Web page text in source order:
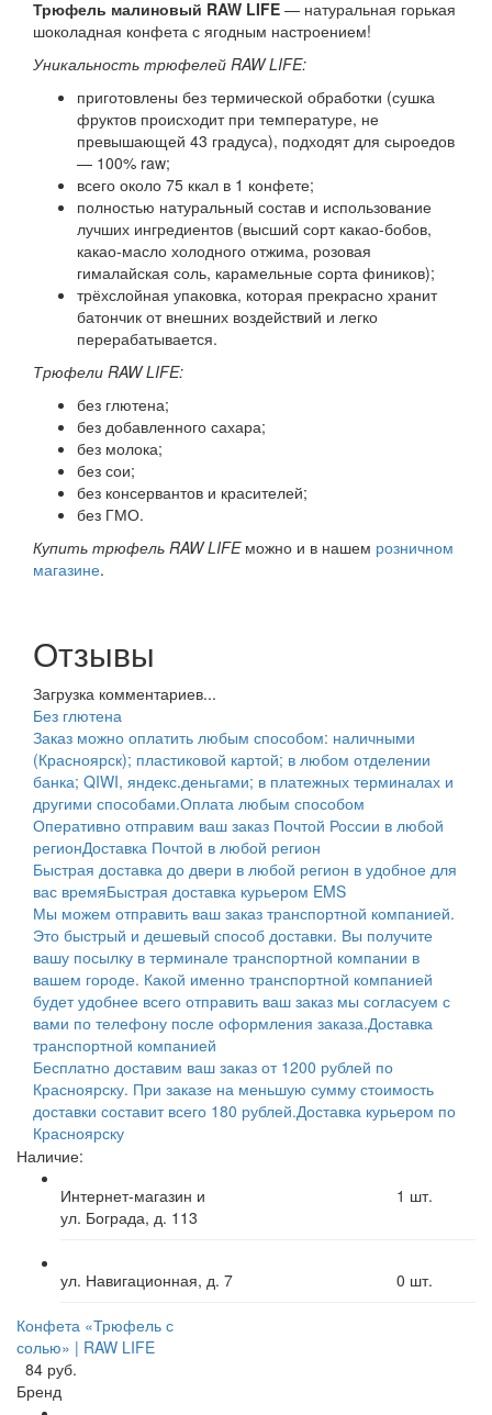
Трюфель малиновый RAW LIFE — натуральная горькая
шоколадная конфета с ягодным настроением!
Уникальность трюфелей RAW LIFE:
приготовлены без термической обработки (сушка
фруктов происходит при температуре, не
превышающей 43 градуса), подходят для сыроедов
— 100% raw;
всего около 75 ккал в 1 конфете;
полностью натуральный состав и использование
лучших ингредиентов (высший сорт какао-бобов,
какао-масло холодного отжима, розовая
гималайская соль, карамельные сорта фиников);
трёхслойная упаковка, которая прекрасно хранит
батончик от внешних воздействий и легко
перерабатывается.
Трюфели RAW LIFE:
без глютена;
без добавленного сахара;
без молока;
без сои;
без консервантов и красителей;
без ГМО.
Купить трюфель RAW LIFE можно и в нашем розничном
магазине.
Отзывы
Загрузка комментариев...
Без глютена
Заказ можно оплатить любым способом: наличными
(Красноярск); пластиковой картой; в любом отделении
банка; QIWI, яндекс.деньгами; в платежных терминалах и
другими способами.Оплата любым способом
Оперативно отправим ваш заказ Почтой России в любой
регионДоставка Почтой в любой регион
Быстрая доставка до двери в любой регион в удобное для
вас времяБыстрая доставка курьером EMS
Мы можем отправить ваш заказ транспортной компанией.
Это быстрый и дешевый способ доставки. Вы получите
вашу посылку в терминале транспортной компании в
вашем городе. Какой именно транспортной компанией
будет удобнее всего отправить ваш заказ мы согласуем с
вами по телефону после оформления заказа.Доставка
транспортной компанией
Бесплатно доставим ваш заказ от 1200 рублей по
Красноярску. При заказе на меньшую сумму стоимость
доставки составит всего 180 рублей.Доставка курьером по
Красноярску
Наличие:
Интернет-магазин и
ул. Бограда, д. 113
1 шт.
ул. Навигационная, д. 7 0 шт.
Конфета «Трюфель с
солью» | RAW LIFE
84 руб.
Бренд